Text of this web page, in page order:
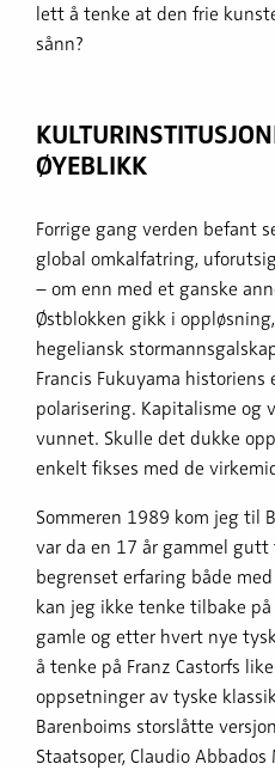
lett å tenke at den frie
sånn?
ØYEBLIKK
Forrige gang verden befant
global omkalfatring,
– om enn med et ganske
Østblokken gikk i
hegeliansk
Francis Fukuyama
polarisering. Kapitalisme og
vunnet. Skulle det dukke
enkelt fikses med de
Sommeren 1989 kom jeg til
var da en 17 år gammel gutt
begrenset erfaring både
kan jeg ikke tenke tilbake
gamle og etter hvert nye
å tenke på Franz Castorfs
oppsetninger av tyske
Barenboims storslåtte
Staatsoper, Claudio